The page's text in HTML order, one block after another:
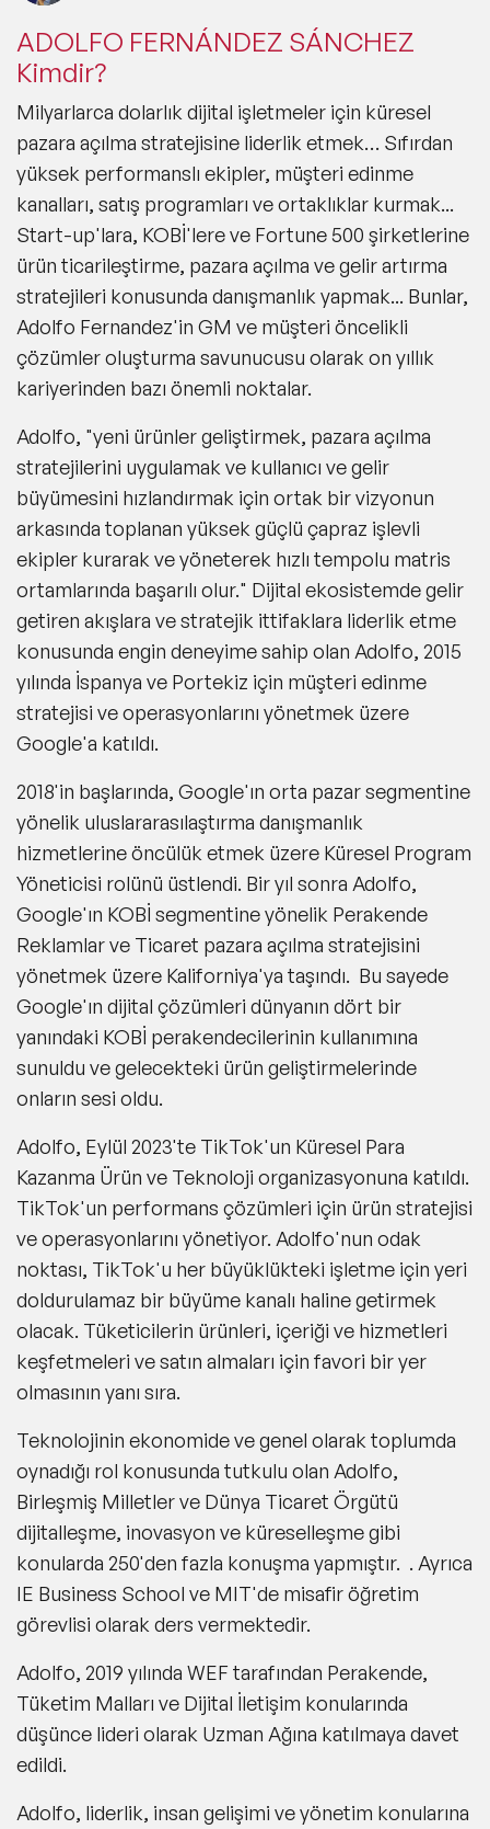
ADOLFO FERNÁNDEZ SÁNCHEZ
Kimdir?
Milyarlarca dolarlık dijital işletmeler için küresel
pazara açılma stratejisine liderlik etmek… Sıfırdan
yüksek performanslı ekipler, müşteri edinme
kanalları, satış programları ve ortaklıklar kurmak...
Start-up'lara, KOBİ'lere ve Fortune 500 şirketlerine
ürün ticarileştirme, pazara açılma ve gelir artırma
stratejileri konusunda danışmanlık yapmak... Bunlar,
Adolfo Fernandez'in GM ve müşteri öncelikli
çözümler oluşturma savunucusu olarak on yıllık
kariyerinden bazı önemli noktalar.
Adolfo, "yeni ürünler geliştirmek, pazara açılma
stratejilerini uygulamak ve kullanıcı ve gelir
büyümesini hızlandırmak için ortak bir vizyonun
arkasında toplanan yüksek güçlü çapraz işlevli
ekipler kurarak ve yöneterek hızlı tempolu matris
ortamlarında başarılı olur." Dijital ekosistemde gelir
getiren akışlara ve stratejik ittifaklara liderlik etme
konusunda engin deneyime sahip olan Adolfo, 2015
yılında İspanya ve Portekiz için müşteri edinme
stratejisi ve operasyonlarını yönetmek üzere
Google'a katıldı.
2018'in başlarında, Google'ın orta pazar segmentine
yönelik uluslararasılaştırma danışmanlık
hizmetlerine öncülük etmek üzere Küresel Program
Yöneticisi rolünü üstlendi. Bir yıl sonra Adolfo,
Google'ın KOBİ segmentine yönelik Perakende
Reklamlar ve Ticaret pazara açılma stratejisini
yönetmek üzere Kaliforniya'ya taşındı. Bu sayede
Google'ın dijital çözümleri dünyanın dört bir
yanındaki KOBİ perakendecilerinin kullanımına
sunuldu ve gelecekteki ürün geliştirmelerinde
onların sesi oldu.
Adolfo, Eylül 2023'te TikTok'un Küresel Para
Kazanma Ürün ve Teknoloji organizasyonuna katıldı.
TikTok'un performans çözümleri için ürün stratejisi
ve operasyonlarını yönetiyor. Adolfo'nun odak
noktası, TikTok'u her büyüklükteki işletme için yeri
doldurulamaz bir büyüme kanalı haline getirmek
olacak. Tüketicilerin ürünleri, içeriği ve hizmetleri
keşfetmeleri ve satın almaları için favori bir yer
olmasının yanı sıra.
Teknolojinin ekonomide ve genel olarak toplumda
oynadığı rol konusunda tutkulu olan Adolfo,
Birleşmiş Milletler ve Dünya Ticaret Örgütü
dijitalleşme, inovasyon ve küreselleşme gibi
konularda 250'den fazla konuşma yapmıştır. . Ayrıca
IE Business School ve MIT'de misafir öğretim
görevlisi olarak ders vermektedir.
Adolfo, 2019 yılında WEF tarafından Perakende,
Tüketim Malları ve Dijital İletişim konularında
düşünce lideri olarak Uzman Ağına katılmaya davet
edildi.
Adolfo, liderlik, insan gelişimi ve yönetim konularına